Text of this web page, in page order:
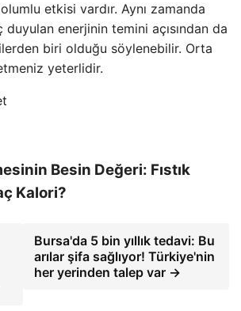
etkisi vardır. Aynı zamanda
enerjinin temini açısından da
biri olduğu söylenebilir. Orta
yeterlidir.
Besin Değeri: Fıstık
Kalori?
Bursa'da 5 bin yıllık tedavi: Bu
arılar şifa sağlıyor! Türkiye'nin
her yerinden talep var →